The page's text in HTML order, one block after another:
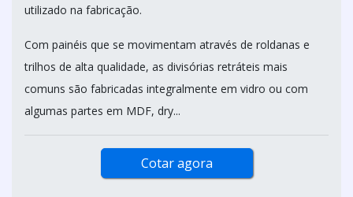
utilizado na fabricação.
Com painéis que se movimentam através de roldanas e
trilhos de alta qualidade, as divisórias retráteis mais
comuns são fabricadas integralmente em vidro ou com
algumas partes em MDF, dry...
Cotar agora